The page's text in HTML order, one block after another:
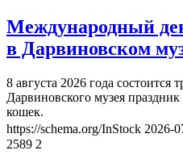
Международный
в Дарвиновском
8 августа 2026 года состоится
Дарвиновского музея
кошек.
https://schema.org/InStock 2026-
2589 2